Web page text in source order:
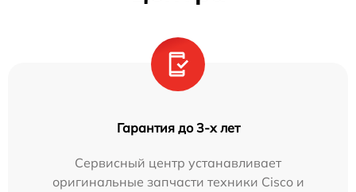
Гарантия до 3-х лет
Сервисный центр устанавливает
оригинальные запчасти техники Cisco и